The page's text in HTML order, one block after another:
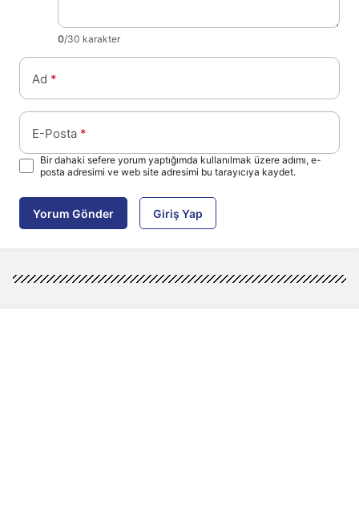
0/30 karakter
Ad *
E-Posta *
Bir dahaki sefere yorum yaptığımda kullanılmak üzere adımı, e-
posta adresimi ve web site adresimi bu tarayıcıya kaydet.
Yorum Gönder Giriş Yap